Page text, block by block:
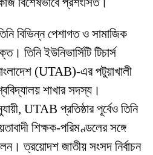
বিভিন্ন পেশাগত ও সামাজিক
তিনি ইউনিভার্সিটি টিচার্স
(UTAB)-এর পটুয়াখালী
শাখার সদস্য।
UTAB প্রতিষ্ঠার পূর্বেও তিনি
শিক্ষক-পরিমণ্ডলের সঙ্গে
ত্রয়োদশ জাতীয় সংসদ নির্বাচন